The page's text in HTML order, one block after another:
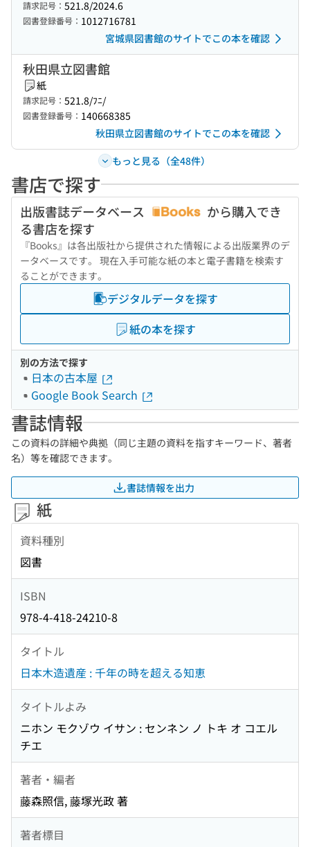
請求記号： 521.8/2024.6
図書登録番号： 1012716781
宮城県図書館のサイトでこの本を確認
秋田県立図書館
紙
請求記号： 521.8/ﾌﾆ/
図書登録番号： 140668385
秋田県立図書館のサイトでこの本を確認
もっと見る（全48件）
書店で探す
出版書誌データベース
から購入でき
る書店を探す
『Books』は各出版社から提供された情報による出版業界のデ
ータベースです。 現在入手可能な紙の本と電子書籍を検索す
ることができます。
デジタルデータを探す
紙の本を探す
別の方法で探す
日本の古本屋
Google Book Search
書誌情報
この資料の詳細や典拠（同じ主題の資料を指すキーワード、著者
名）等を確認できます。
書誌情報を出力
紙
資料種別
図書
ISBN
978-4-418-24210-8
タイトル
日本木造遺産 : 千年の時を超える知恵
タイトルよみ
ニホン モクゾウ イサン : センネン ノ トキ オ コエル
チエ
著者・編者
藤森照信, 藤塚光政 著
著者標目